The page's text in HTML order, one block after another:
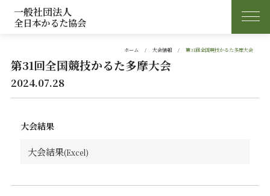
一般社団法人
全日本かるた協会
ホーム 大会情報 第31回全国競技かるた多摩大会
第31回全国競技かるた多摩大会
2024.07.28
大会結果
大会結果